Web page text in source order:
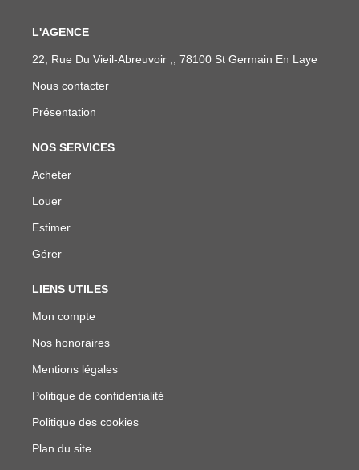
L'AGENCE
22, Rue Du Vieil-Abreuvoir ,, 78100 St Germain En Laye
Nous contacter
Présentation
NOS SERVICES
Acheter
Louer
Estimer
Gérer
LIENS UTILES
Mon compte
Nos honoraires
Mentions légales
Politique de confidentialité
Politique des cookies
Plan du site